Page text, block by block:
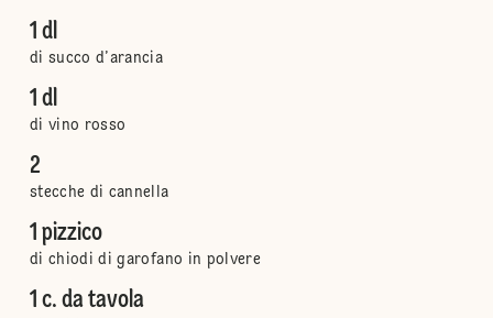
1 dl
di succo d’arancia
1 dl
di vino rosso
2
stecche di cannella
1 pizzico
di chiodi di garofano in polvere
1 c. da tavola